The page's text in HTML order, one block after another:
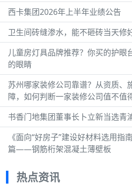
西卡集团2026年上半年业绩公告
卫生间砖缝渗水，能不砸砖当天修
儿童房灯具品牌推荐？你买的护眼
的眼睛
苏州哪家装修公司靠谱？从资质、
障，如何判断一家装修公司值不值
书香门地集团董事长卜立新当选青
《面向“好房子”建设好材料选用指
篇——钢筋桁架混凝土薄壁板
热点资讯